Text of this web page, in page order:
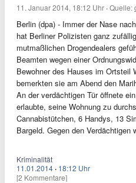
11. Januar 2014, 18:12 Uhr ·Quelle:
Berlin (dpa) - Immer der Nase
hat Berliner Polizisten ganz
mutmaßlichen Drogendealers
Beamten wegen einer
Bewohner des Hauses im Ortsteil
bemerkten sie am Abend den
An der verdächtigen Tür öffnete
erlaubte, seine Wohnung zu
Cannabistütchen, 6 Handys, 13
Bargeld. Gegen den Verdächtigen
Kriminalität
11.01.2014 · 18:12 Uhr
[2 Kommentare]